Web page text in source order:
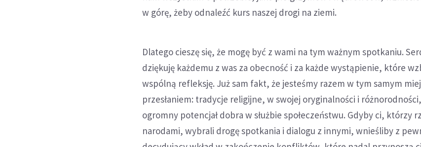
w górę, żeby odnaleźć kurs naszej drogi na ziemi.
Dlatego cieszę się, że mogę być z wami na tym ważnym spotkaniu.
dziękuję każdemu z was za obecność i za każde wystąpienie, które
wspólną refleksję. Już sam fakt, że jesteśmy razem w tym samym
przesłaniem: tradycje religijne, w swojej oryginalności i
ogromny potencjał dobra w służbie społeczeństwu. Gdyby ci, którzy
narodami, wybrali drogę spotkania i dialogu z innymi, wnieśliby z